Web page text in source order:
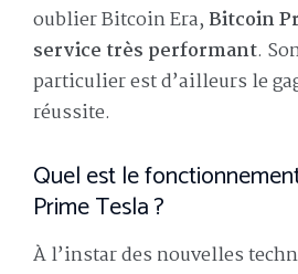
oublier Bitcoin Era, Bitcoin
service très performant.
particulier est d’ailleurs le
réussite.
Quel est le
Prime Tesla ?
À l’instar des nouvelles